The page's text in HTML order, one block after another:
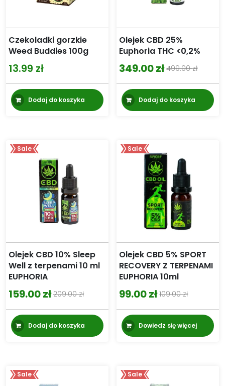
Czekoladki gorzkie
Weed Buddies 100g
13.99 zł
Dodaj do koszyka
Olejek CBD 25%
Euphoria THC <0,2%
499.00zł
Pierwotna
cena
wynosiła:
349.00zł
Aktualna
cena
wynosi:Dodaj do koszyka
Sale
Olejek CBD 10% Sleep
Well z terpenami 10 ml
EUPHORIA
209.00zł
Pierwotna
cena
wynosiła:
159.00zł
Aktualna
cena
wynosi:Dodaj do koszyka
Sale
Olejek CBD 5% SPORT
RECOVERY Z TERPENAMI
EUPHORIA 10ml
109.00zł
Pierwotna
cena
wynosiła:
99.00zł
Aktualna
cena
wynosi:Dowiedz się więcej
Sale Sale